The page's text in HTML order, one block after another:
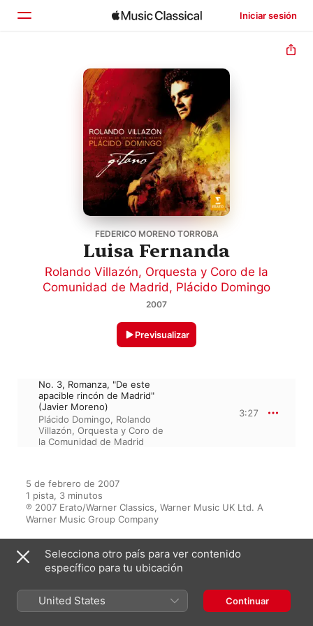
Iniciar sesión
Explorar
FEDERICO MORENO TORROBA
Luisa Fernanda
Rolando Villazón, Orquesta y Coro de la
Comunidad de Madrid, Plácido Domingo
2007
Previsualizar
No. 3, Romanza, "De este
apacible rincón de Madrid"
(Javier Moreno)
Plácido Domingo, Rolando
Villazón, Orquesta y Coro de
la Comunidad de Madrid
3:27
5 de febrero de 2007
1 pista, 3 minutos
℗ 2007 Erato/Warner Classics, Warner Music UK Ltd. A
Warner Music Group Company
Del álbum
Selecciona otro país para ver contenido
específico para tu ubicación
United States Continuar